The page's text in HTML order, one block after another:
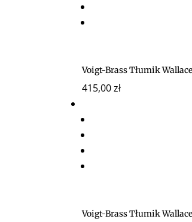
Voigt-Brass Tłumik
415,00zł
Voigt-Brass Tłumik